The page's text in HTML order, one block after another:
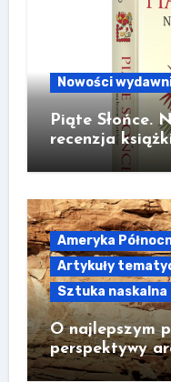
Nowości
Piąte Słońce.
recenzja
Ameryka
Artykuły
Sztuka naskalna
O najlepszym
perspektywy